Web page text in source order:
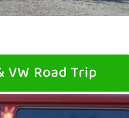
Road Trip